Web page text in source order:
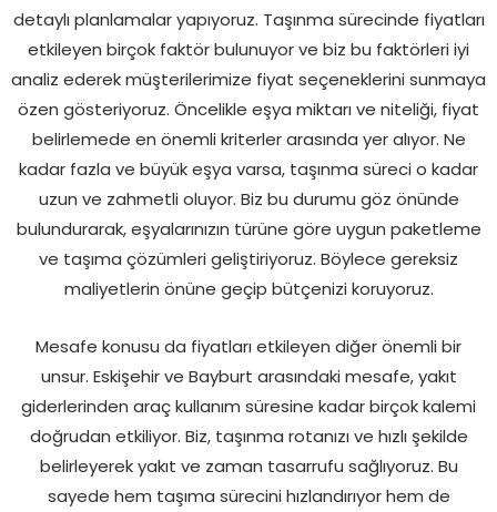
detaylı planlamalar yapıyoruz. Taşınma sürecinde fiyatları
etkileyen birçok faktör bulunuyor ve biz bu faktörleri iyi
analiz ederek müşterilerimize fiyat seçeneklerini sunmaya
özen gösteriyoruz. Öncelikle eşya miktarı ve niteliği, fiyat
belirlemede en önemli kriterler arasında yer alıyor. Ne
kadar fazla ve büyük eşya varsa, taşınma süreci o kadar
uzun ve zahmetli oluyor. Biz bu durumu göz önünde
bulundurarak, eşyalarınızın türüne göre uygun paketleme
ve taşıma çözümleri geliştiriyoruz. Böylece gereksiz
maliyetlerin önüne geçip bütçenizi koruyoruz.
Mesafe konusu da fiyatları etkileyen diğer önemli bir
unsur. Eskişehir ve Bayburt arasındaki mesafe, yakıt
giderlerinden araç kullanım süresine kadar birçok kalemi
doğrudan etkiliyor. Biz, taşınma rotanızı ve hızlı şekilde
belirleyerek yakıt ve zaman tasarrufu sağlıyoruz. Bu
sayede hem taşıma sürecini hızlandırıyor hem de